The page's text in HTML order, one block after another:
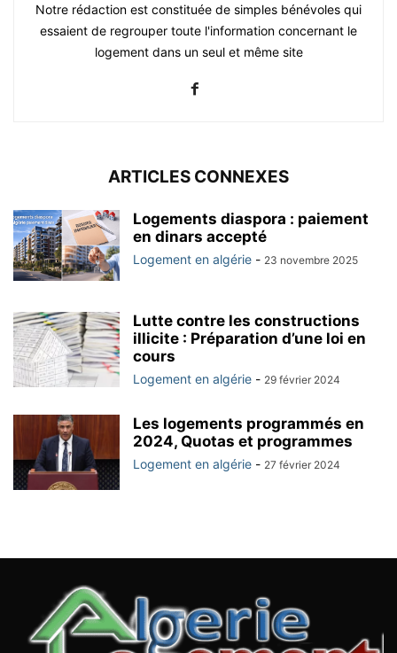
Notre rédaction est constituée de simples bénévoles qui
essaient de regrouper toute l'information concernant le
logement dans un seul et même site
ARTICLES CONNEXES
Logements diaspora : paiement
en dinars accepté
Logement en algérie - 23 novembre 2025
Lutte contre les constructions
illicite : Préparation d’une loi en
cours
Logement en algérie - 29 février 2024
Les logements programmés en
2024, Quotas et programmes
Logement en algérie - 27 février 2024